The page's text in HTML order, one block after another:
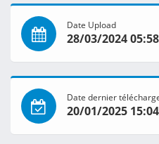
Date Upload
28/03/2024 05:58
Date dernier
20/01/2025 15:04